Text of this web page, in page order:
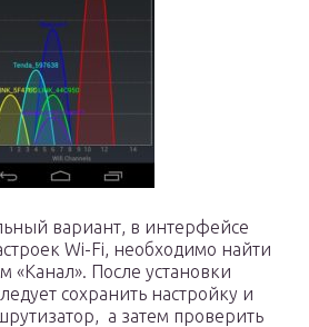
вариант, в интерфейсе
Wi-Fi, необходимо найти
«Канал». После установки
сохранить настройку и
а затем проверить